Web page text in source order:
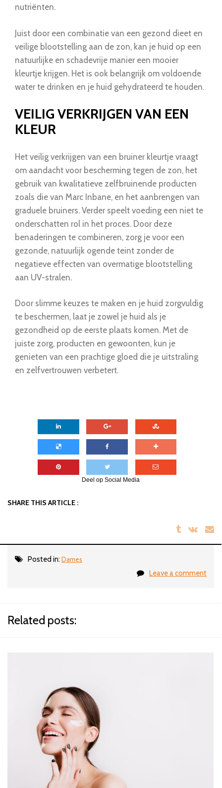
nutriënten.
Juist door een combinatie van een gezond dieet en
veilige blootstelling aan de zon, kan je huid op een
natuurlijke en schadevrije manier een mooier
kleurtje krijgen. Het is ook belangrijk om voldoende
water te drinken en je huid gehydrateerd te houden.
VEILIG VERKRIJGEN VAN EEN
KLEUR
Het veilig verkrijgen van een bruiner kleurtje vraagt
om aandacht voor bescherming tegen de zon, het
gebruik van kwalitatieve zelfbruinende producten
zoals die van Marc Inbane, en het aanbrengen van
graduele bruiners. Verder speelt voeding een niet te
onderschatten rol in het proces. Door deze
benaderingen te combineren, zorg je voor een
gezonde, natuurlijk ogende teint zonder de
negatieve effecten van overmatige blootstelling
aan UV-stralen.
Door slimme keuzes te maken en je huid zorgvuldig
te beschermen, laat je zowel je huid als je
gezondheid op de eerste plaats komen. Met de
juiste zorg, producten en gewoonten, kun je
genieten van een prachtige gloed die je uitstraling
en zelfvertrouwen verbetert.
Deel op Social Media
SHARE THIS ARTICLE :
Posted in: Dames
Leave a comment
Related posts: